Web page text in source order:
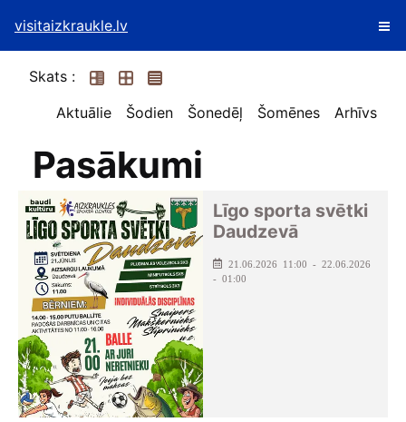
visitaizkraukle.lv
Skats :
Aktuālie
Šodien Šonedēļ Šomēnes Arhīvs
Pasākumi
Līgo sporta svētki
Daudzevā
21.06.2026 11:00 - 22.06.2026
- 01:00